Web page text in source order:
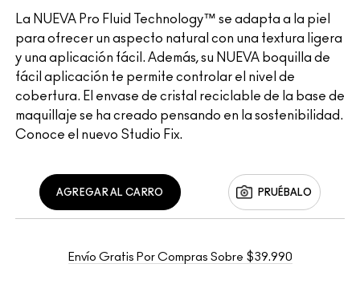
La NUEVA Pro Fluid Technology™ se adapta a la piel
para ofrecer un aspecto natural con una textura ligera
y una aplicación fácil. Además, su NUEVA boquilla de
fácil aplicación te permite controlar el nivel de
cobertura. El envase de cristal reciclable de la base de
maquillaje se ha creado pensando en la sostenibilidad.
Conoce el nuevo Studio Fix.
PRUÉBALO
AGREGAR AL CARRO
Envío Gratis Por Compras Sobre $39.990